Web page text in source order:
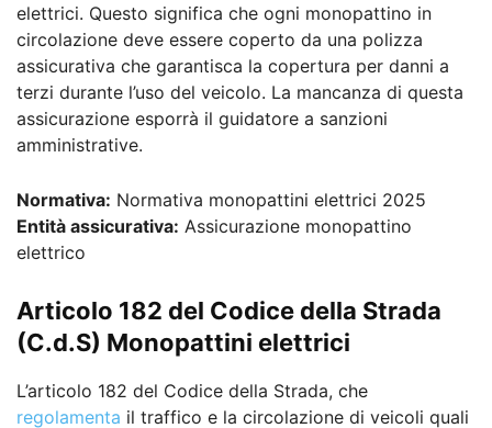
elettrici. Questo significa che ogni monopattino in
circolazione deve essere coperto da una polizza
assicurativa che garantisca la copertura per danni a
terzi durante l’uso del veicolo. La mancanza di questa
assicurazione esporrà il guidatore a sanzioni
amministrative.
Normativa: Normativa monopattini elettrici 2025
Entità assicurativa: Assicurazione monopattino
elettrico
Articolo 182 del Codice della Strada
(C.d.S) Monopattini elettrici
L’articolo 182 del Codice della Strada, che
regolamenta il traffico e la circolazione di veicoli quali